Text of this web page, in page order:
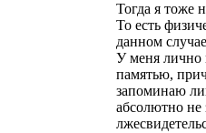
Тогда я тоже
То есть
данном
У меня лично
памятью,
запоминаю
абсолютно не